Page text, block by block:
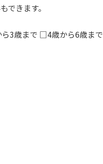
できます。
3歳まで □4歳から6歳まで